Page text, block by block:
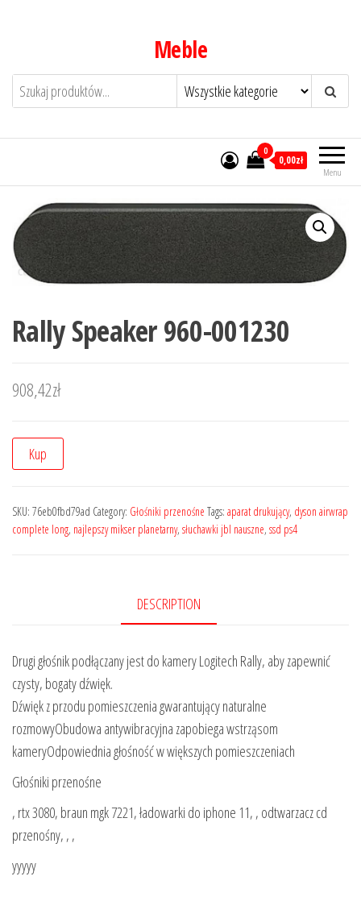
Meble
Menu
0
0,00zł
Rally Speaker 960-001230
908,42zł
Kup
SKU: 76eb0fbd79ad Category: Głośniki przenośne Tags: aparat drukujący, dyson airwrap
complete long, najlepszy mikser planetarny, słuchawki jbl nauszne, ssd ps4
DESCRIPTION
Drugi głośnik podłączany jest do kamery Logitech Rally, aby zapewnić
czysty, bogaty dźwięk.
Dźwięk z przodu pomieszczenia gwarantujący naturalne
rozmowyObudowa antywibracyjna zapobiega wstrząsom
kameryOdpowiednia głośność w większych pomieszczeniach
Głośniki przenośne
, rtx 3080, braun mgk 7221, ładowarki do iphone 11, , odtwarzacz cd
przenośny, , ,
yyyyy